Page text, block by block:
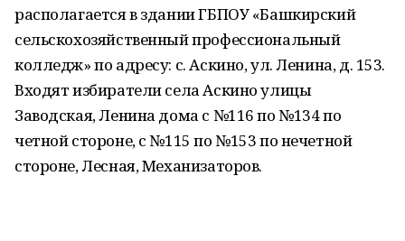
располагается в здании ГБПОУ «Башкирский
сельскохозяйственный профессиональный
колледж» по адресу: с. Аскино, ул. Ленина, д. 153.
Входят избиратели села Аскино улицы
Заводская, Ленина дома с №116 по №134 по
четной стороне, с №115 по №153 по нечетной
стороне, Лесная, Механизаторов.